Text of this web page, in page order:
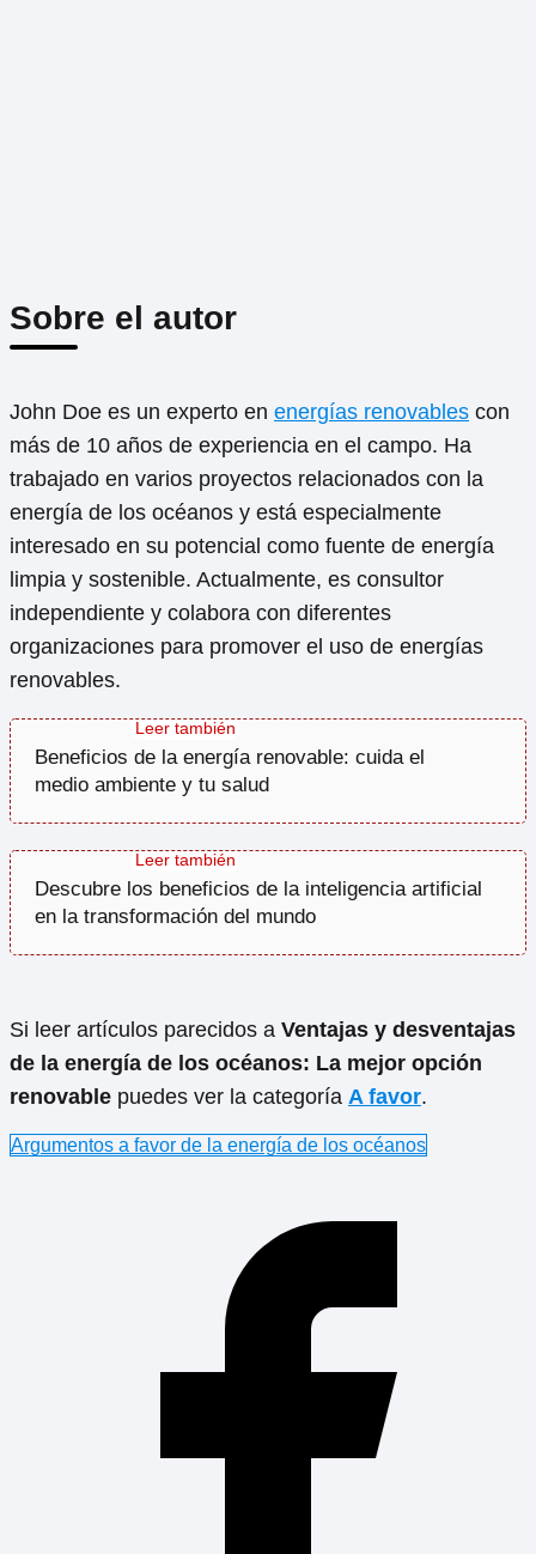
Sobre el autor
John Doe es un experto en energías renovables con
más de 10 años de experiencia en el campo. Ha
trabajado en varios proyectos relacionados con la
energía de los océanos y está especialmente
interesado en su potencial como fuente de energía
limpia y sostenible. Actualmente, es consultor
independiente y colabora con diferentes
organizaciones para promover el uso de energías
renovables.
Beneficios de la energía renovable: cuida el
medio ambiente y tu salud
Descubre los beneficios de la inteligencia artificial
en la transformación del mundo
Si leer artículos parecidos a Ventajas y desventajas
de la energía de los océanos: La mejor opción
renovable puedes ver la categoría A favor.
Argumentos a favor de la energía de los océanos